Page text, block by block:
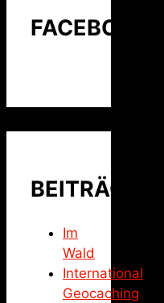
FACEBOOK
BEITRÄGE
Im
Wald
International
Geocaching